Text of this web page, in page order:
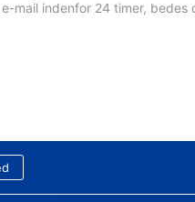
mail indenfor 24 timer,